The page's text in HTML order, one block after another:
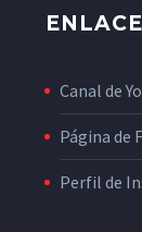
Canal de
Página de
Perfil de